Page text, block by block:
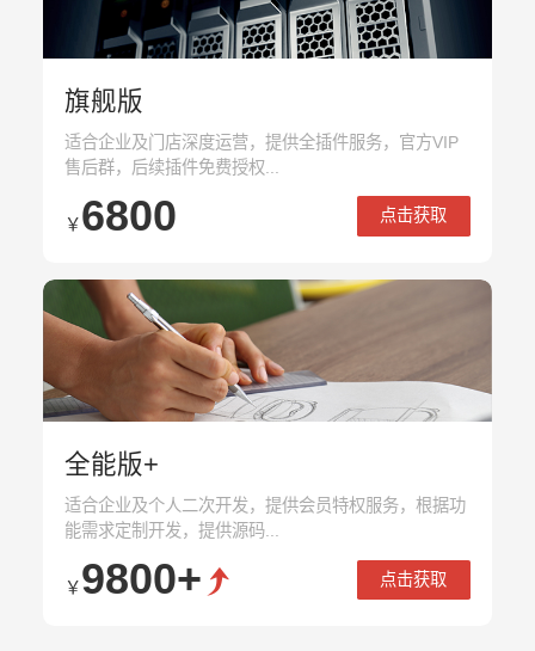
旗舰版
适合企业及门店深度运营，提供全插件服务，官方VIP
售后群，后续插件免费授权...
￥6800 点击获取
全能版+
适合企业及个人二次开发，提供会员特权服务，根据功
能需求定制开发，提供源码...
￥9800+ 点击获取